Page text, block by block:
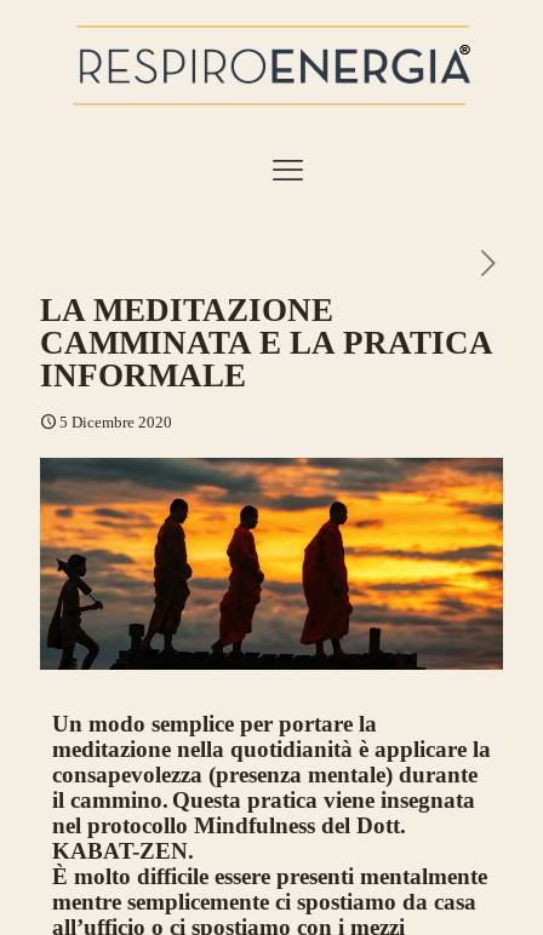
LA MEDITAZIONE
CAMMINATA E LA PRATICA
INFORMALE
5 Dicembre 2020
Un modo semplice per portare la
meditazione nella quotidianità è applicare la
consapevolezza (presenza mentale) durante
il cammino. Questa pratica viene insegnata
nel protocollo Mindfulness del Dott.
KABAT-ZEN.
È molto difficile essere presenti mentalmente
mentre semplicemente ci spostiamo da casa
all’ufficio o ci spostiamo con i mezzi